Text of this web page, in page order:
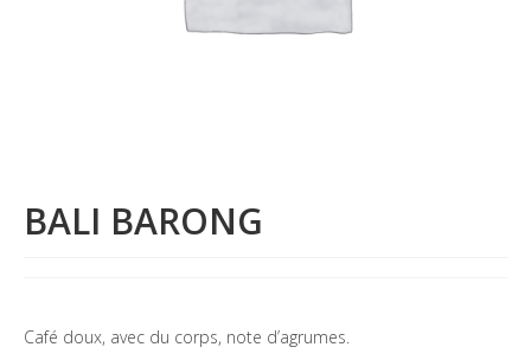
BALI BARONG
Café doux, avec du corps, note d’agrumes.